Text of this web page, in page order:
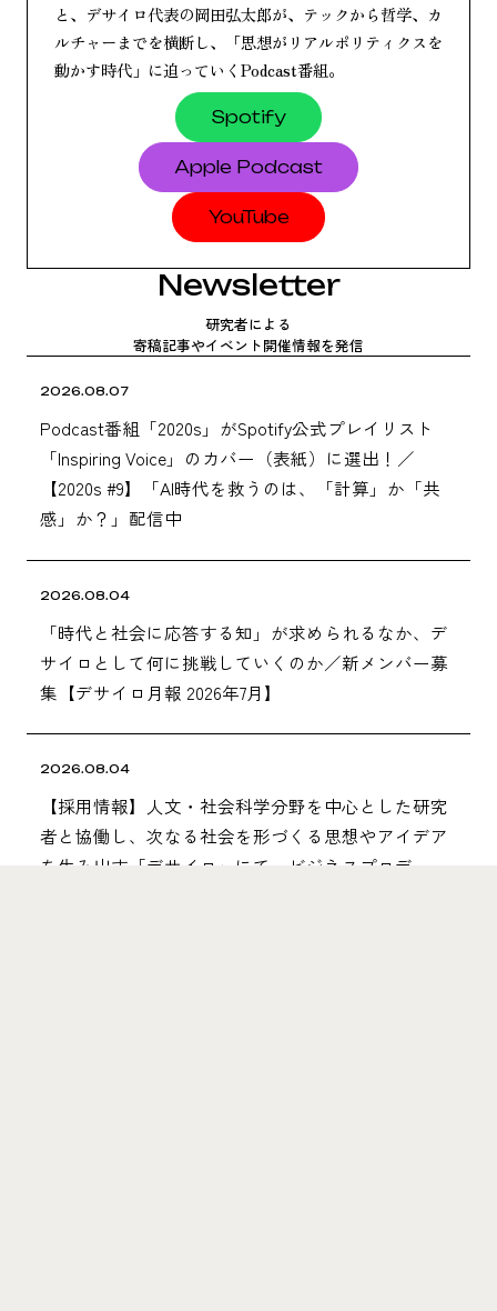
と、デサイロ代表の岡田弘太郎が、テックから哲学、カ
ルチャーまでを横断し、「思想がリアルポリティクスを
動かす時代」に迫っていくPodcast番組。
Spotify
Apple Podcast
YouTube
Newsletter
研究者に​よる
寄稿記事や​イベント開催情報を​発信
2026.08.07
Podcast番組「2020s」がSpotify公式プレイリスト
「Inspiring Voice」のカバー（表紙）に選出！／
【2020s #9】「AI時代を救うのは、「計算」か「共
感」か？」配信中
2026.08.04
「時代と社会に応答する知」が求められるなか、デ
サイロとして何に挑戦していくのか／新メンバー募
集【デサイロ月報 2026年7月】
2026.08.04
【採用情報】人文・社会科学分野を中心とした研究
者と協働し、次なる社会を形づくる思想やアイデア
を生み出す「デサイロ」にて、ビジネスプロデュー